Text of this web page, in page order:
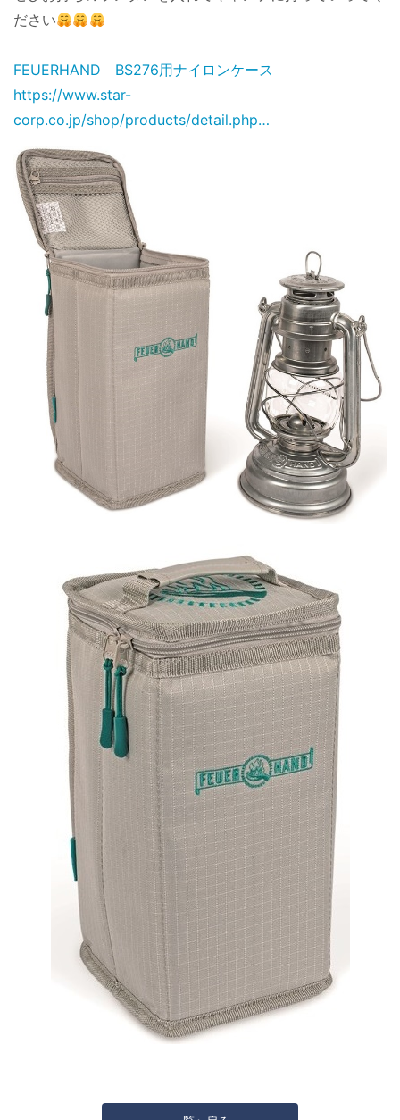
ださい
FEUERHAND BS276用ナイロンケース
https://www.star-
corp.co.jp/shop/products/detail.php…